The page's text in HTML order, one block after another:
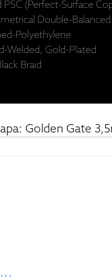
PSC (Perfect-Surface
Double-Balanced
Polyethylene
Welded, Gold-Plated
Braid
Golden Gate